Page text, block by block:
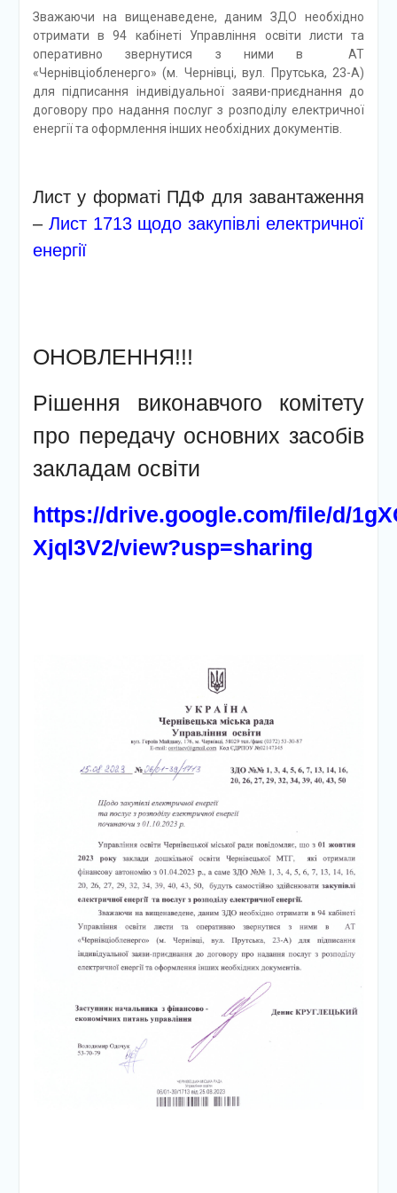
Зважаючи на вищенаведене, даним ЗДО необхідно
отримати в 94 кабінеті Управління освіти листи та
оперативно звернутися з ними в АТ
«Чернівціобленерго» (м. Чернівці, вул. Прутська, 23-А)
для підписання індивідуальної заяви-приєднання до
договору про надання послуг з розподілу електричної
енергії та оформлення інших необхідних документів.
Лист у форматі ПДФ для завантаження
– Лист 1713 щодо закупівлі електричної
енергії
ОНОВЛЕННЯ!!!
Рішення виконавчого комітету
про передачу основних засобів
закладам освіти
https://drive.google.com/file/d/
Xjql3V2/view?usp=sharing